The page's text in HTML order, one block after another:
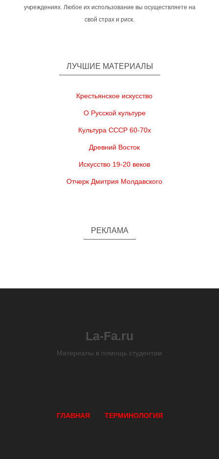
учреждениях. Любое их использование вы осуществляете на
свой страх и риск.
ЛУЧШИЕ МАТЕРИАЛЫ
Крестьянское искусство
О Русской культуре
Культура СССР 60-70х
Древний Восток
Искусство 19-20 веков
Отчерк Дмитрия Молдавского
РЕКЛАМА
La-Fa.ru
Материалы в помощь студентам
ГЛАВНАЯ ТЕРМИНОЛОГИЯ